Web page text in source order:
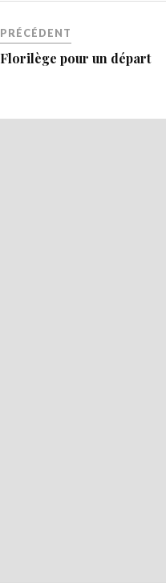
PRÉCÉDENT
Florilège pour un départ